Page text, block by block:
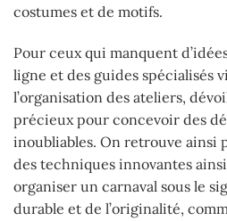
costumes et de motifs.
Pour ceux qui manquent
ligne et des guides spécialisés
l’organisation des ateliers,
précieux pour concevoir des
inoubliables. On retrouve ainsi
des techniques innovantes
organiser un carnaval sous le
durable et de l’originalité,